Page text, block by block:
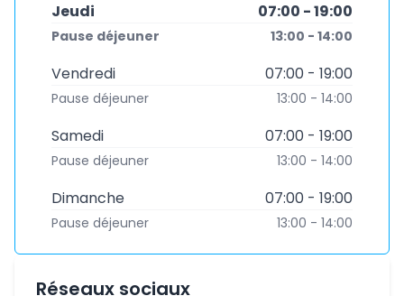
Jeudi 07:00 - 19:00
Pause déjeuner 13:00 - 14:00
Vendredi 07:00 - 19:00
Pause déjeuner 13:00 - 14:00
Samedi 07:00 - 19:00
Pause déjeuner 13:00 - 14:00
Dimanche 07:00 - 19:00
Pause déjeuner 13:00 - 14:00
Réseaux sociaux